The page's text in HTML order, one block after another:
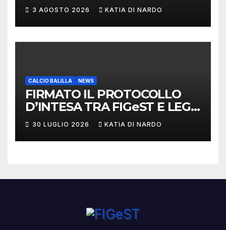
3 AGOSTO 2026 KATIA DI NARDO
CALCIO BALILLA NEWS
FIRMATO IL PROTOCOLLO
D’INTESA TRA FIGeST E LEGA
NAZIONALE DILETTANTI
30 LUGLIO 2026 KATIA DI NARDO